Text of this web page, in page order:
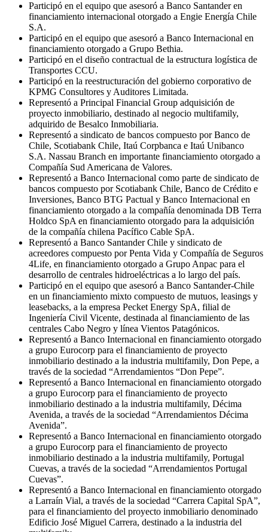
Participó en el equipo que asesoró a Banco Santander en
financiamiento internacional otorgado a Engie Energía Chile
S.A.
Participó en el equipo que asesoró a Banco Internacional en
financiamiento otorgado a Grupo Bethia.
Participó en el diseño contractual de la estructura logística de
Transportes CCU.
Participó en la reestructuración del gobierno corporativo de
KPMG Consultores y Auditores Limitada.
Representó a Principal Financial Group adquisición de
proyecto inmobiliario, destinado al negocio multifamily,
adquirido de Besalco Inmobiliaria.
Representó a sindicato de bancos compuesto por Banco de
Chile, Scotiabank Chile, Itaú Corpbanca e Itaú Unibanco
S.A. Nassau Branch en importante financiamiento otorgado a
Compañía Sud Americana de Valores.
Representó a Banco Internacional como parte de sindicato de
bancos compuesto por Scotiabank Chile, Banco de Crédito e
Inversiones, Banco BTG Pactual y Banco Internacional en
financiamiento otorgado a la compañía denominada DB Terra
Holdco SpA en financiamiento otorgado para la adquisición
de la compañía chilena Pacífico Cable SpA.
Representó a Banco Santander Chile y sindicato de
acreedores compuesto por Penta Vida y Compañía de Seguros
4Life, en financiamiento otorgado a Grupo Anpac para el
desarrollo de centrales hidroeléctricas a lo largo del país.
Participó en el equipo que asesoró a Banco Santander-Chile
en un financiamiento mixto compuesto de mutuos, leasings y
leasebacks, a la empresa Pecket Energy SpA, filial de
Ingeniería Civil Vicente, destinada al financiamiento de las
centrales Cabo Negro y línea Vientos Patagónicos.
Representó a Banco Internacional en financiamiento otorgado
a grupo Eurocorp para el financiamiento de proyecto
inmobiliario destinado a la industria multifamily, Don Pepe, a
través de la sociedad “Arrendamientos “Don Pepe”.
Representó a Banco Internacional en financiamiento otorgado
a grupo Eurocorp para el financiamiento de proyecto
inmobiliario destinado a la industria multifamily, Décima
Avenida, a través de la sociedad “Arrendamientos Décima
Avenida”.
Representó a Banco Internacional en financiamiento otorgado
a grupo Eurocorp para el financiamiento de proyecto
inmobiliario destinado a la industria multifamily, Portugal
Cuevas, a través de la sociedad “Arrendamientos Portugal
Cuevas”.
Representó a Banco Internacional en financiamiento otorgado
a Larraín Vial, a través de la sociedad “Carrera Capital SpA”,
para el financiamiento del proyecto inmobiliario denominado
Edificio José Miguel Carrera, destinado a la industria del